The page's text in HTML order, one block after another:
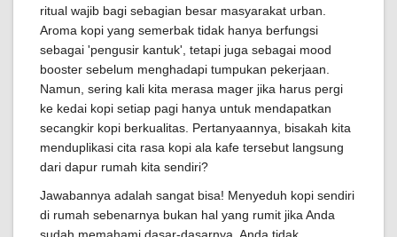
ritual wajib bagi sebagian besar masyarakat urban.
Aroma kopi yang semerbak tidak hanya berfungsi
sebagai 'pengusir kantuk', tetapi juga sebagai mood
booster sebelum menghadapi tumpukan pekerjaan.
Namun, sering kali kita merasa mager jika harus pergi
ke kedai kopi setiap pagi hanya untuk mendapatkan
secangkir kopi berkualitas. Pertanyaannya, bisakah kita
menduplikasi cita rasa kopi ala kafe tersebut langsung
dari dapur rumah kita sendiri?
Jawabannya adalah sangat bisa! Menyeduh kopi sendiri
di rumah sebenarnya bukan hal yang rumit jika Anda
sudah memahami dasar-dasarnya. Anda tidak